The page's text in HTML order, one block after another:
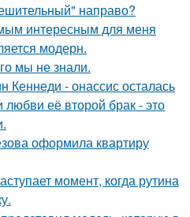
направо?
интересным для меня
модерн.
мы не знали.
- онассис осталась
любви её второй брак - это
оформила квартиру
момент, когда рутина